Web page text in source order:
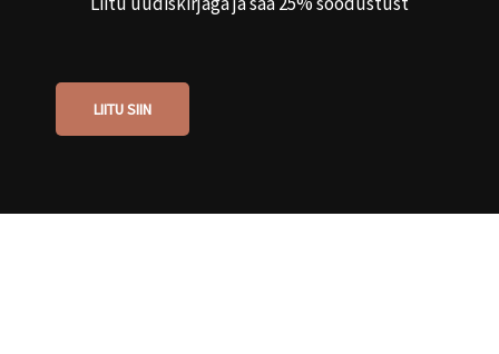
LIITU SIIN